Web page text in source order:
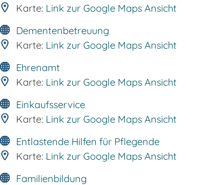
Karte: Link zur Google Maps Ansicht
Dementenbetreuung
Karte: Link zur Google Maps Ansicht
Ehrenamt
Karte: Link zur Google Maps Ansicht
Einkaufsservice
Karte: Link zur Google Maps Ansicht
Entlastende Hilfen für Pflegende
Karte: Link zur Google Maps Ansicht
Familienbildung